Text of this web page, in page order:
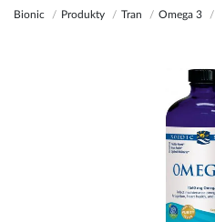
Bionic Produkty Tran Omega 3